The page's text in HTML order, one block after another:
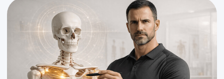
Кураторы всегда помогали, объясняли
непонятные моменты и даже
поддерживали морально.
Читать больше отзывов